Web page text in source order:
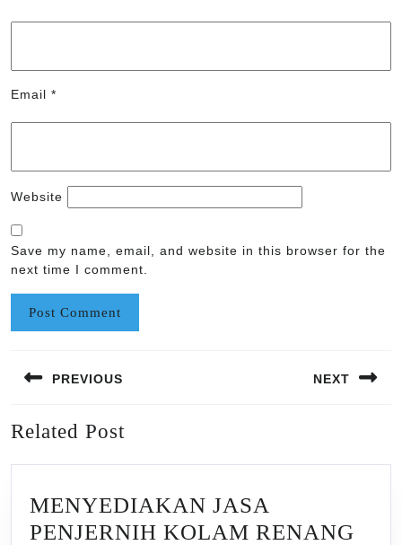
Email *
Website
Save my name, email, and website in this browser for the
next time I comment.
navigation
PREVIOUS
post:
NEXT
Related Post
MENYEDIAKAN JASA
PENJERNIH KOLAM RENANG